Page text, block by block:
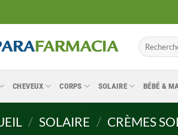
Recherche
pour :
CHEVEUX CORPS SOLAIRE BÉBÉ &
/ SOLAIRE / CRÈMES